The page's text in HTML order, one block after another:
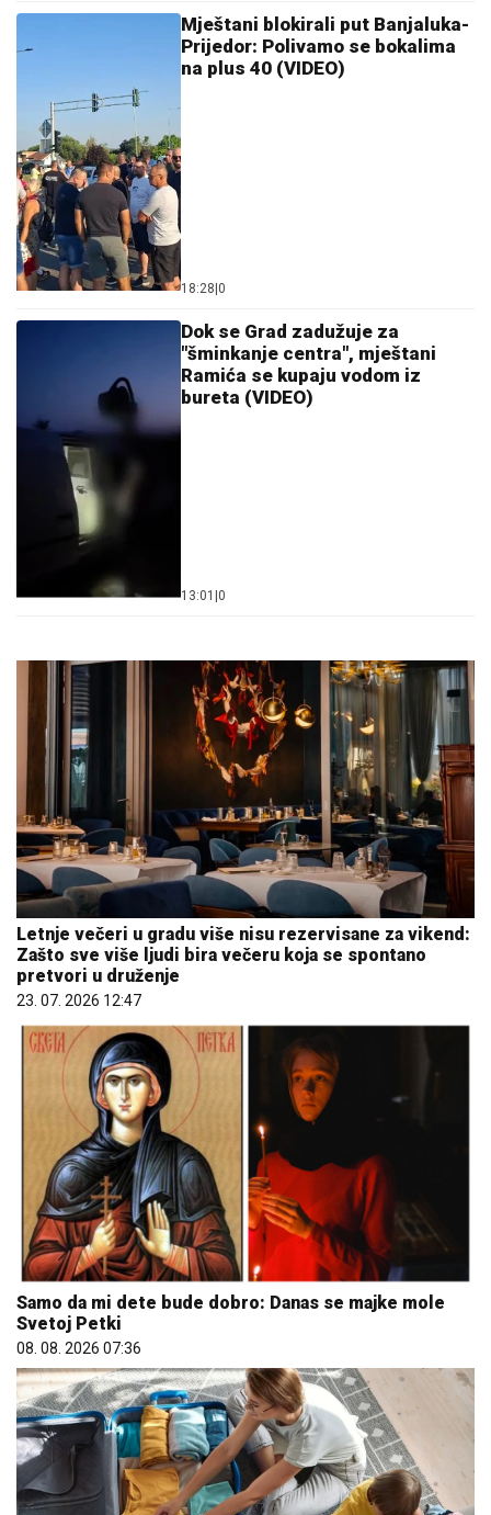
Mještani blokirali put Banjaluka-
Prijedor: Polivamo se bokalima
na plus 40 (VIDEO)
18:28 0
Dok se Grad zadužuje za
"šminkanje centra", mještani
Ramića se kupaju vodom iz
bureta (VIDEO)
13:01 0
Letnje večeri u gradu više nisu rezervisane za vikend:
Zašto sve više ljudi bira večeru koja se spontano
pretvori u druženje
23. 07. 2026 12:47
Samo da mi dete bude dobro: Danas se majke mole
Svetoj Petki
08. 08. 2026 07:36